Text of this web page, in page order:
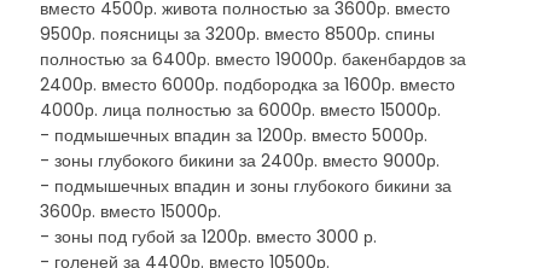
вместо 4500р. живота полностью за 3600р. вместо
9500р. поясницы за 3200р. вместо 8500р. спины
полностью за 6400р. вместо 19000р. бакенбардов за
2400р. вместо 6000р. подбородка за 1600р. вместо
4000р. лица полностью за 6000р. вместо 15000р.
- подмышечных впадин за 1200р. вместо 5000р.
- зоны глубокого бикини за 2400р. вместо 9000р.
- подмышечных впадин и зоны глубокого бикини за
3600р. вместо 15000р.
- зоны под губой за 1200р. вместо 3000 р.
- голеней за 4400р. вместо 10500р.